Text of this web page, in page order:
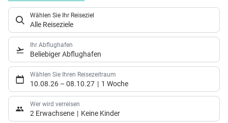
einfach online
Verwandle Deine
Reiseträume in
unvergessliche
Erinnerungen –
unsere
Reiseexperten
sind für Dich da!
Wählen Sie Ihr Reiseziel
Alle Reiseziele
Ihr Abflughafen
Beliebiger Abflughafen
Wählen Sie Ihren Reisezeitraum
10.08.26 – 08.10.27 1 Woche
Wer wird verreisen
2 Erwachsene Keine Kinder